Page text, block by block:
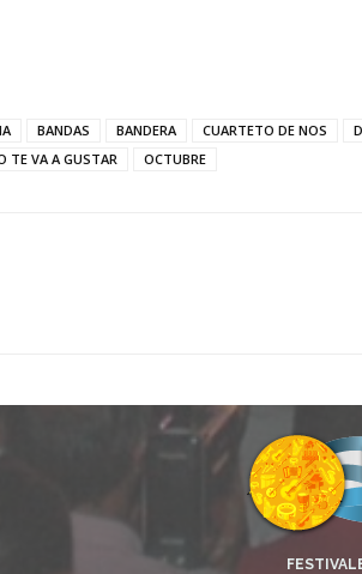
BANDAS BANDERA CUARTETO DE NOS
TE VA A GUSTAR OCTUBRE